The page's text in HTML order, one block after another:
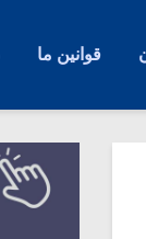
قوانین ما